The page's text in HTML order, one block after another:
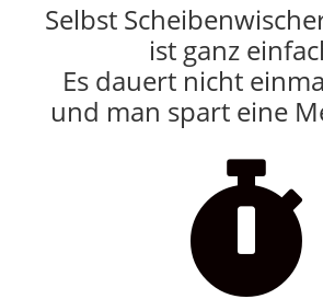
Selbst
ist ganz
Es dauert nicht
und man spart eine
